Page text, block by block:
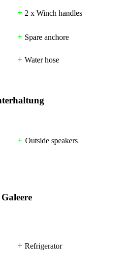
+ 2 x Winch handles
+ Spare anchore
+ Water hose
+ Outside speakers
Galeere
+ Refrigerator